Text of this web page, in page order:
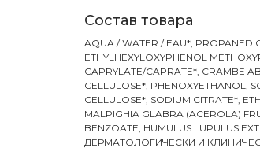
Состав товара
AQUA / WATER / EAU*,
ETHYLHEXYLOXYPHENOL
CAPRYLATE/CAPRATE*, CRAMBE
CELLULOSE*, PHENOXYETHANOL,
CELLULOSE*, SODIUM CITRATE*,
MALPIGHIA GLABRA (ACEROLA)
BENZOATE, HUMULUS LUPULUS
ДЕРМАТОЛОГИЧЕСКИ И